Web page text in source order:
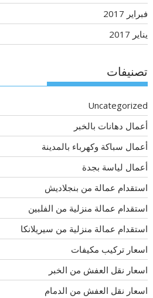
فبراير 2017
يناير 2017
تصنيفات
Uncategorized
أعمال دهانات بالخبر
أعمال سباكة وكهرباء بالمدينة
أعمال لياسة بجدة
استقدام عمالة من بنجلاديش
استقدام عمالة منزلية من الفلبين
استقدام عمالة منزلية من سيريلانكا
اسعار تركيب مكيفات
اسعار نقل العفش من الخبر
اسعار نقل العفش من الدمام